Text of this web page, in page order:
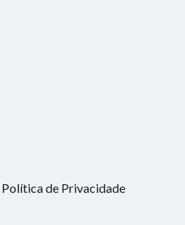
Política de Privacidade